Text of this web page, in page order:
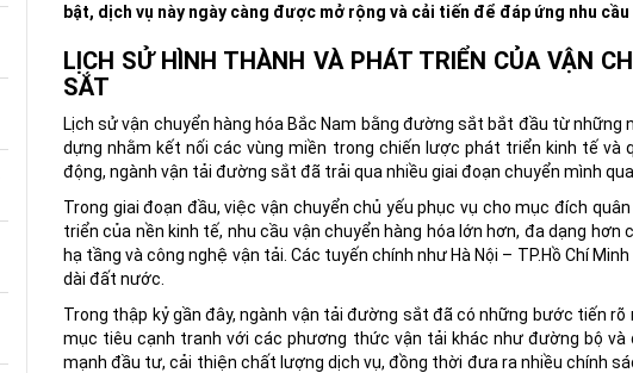
bật, dịch vụ này ngày càng được mở rộng và cải tiến để đáp ứng nhu
LỊCH SỬ HÌNH THÀNH VÀ PHÁT TRIỂN CỦA VẬN
SẮT
Lịch sử vận chuyển hàng hóa Bắc Nam bằng đường sắt bắt đầu từ
dựng nhằm kết nối các vùng miền trong chiến lược phát triển kinh tế
động, ngành vận tải đường sắt đã trải qua nhiều giai đoạn chuyển mình
Trong giai đoạn đầu, việc vận chuyển chủ yếu phục vụ cho mục đích
triển của nền kinh tế, nhu cầu vận chuyển hàng hóa lớn hơn, đa dạng
hạ tầng và công nghệ vận tải. Các tuyến chính như Hà Nội – TP.Hồ Chí
dài đất nước.
Trong thập kỷ gần đây, ngành vận tải đường sắt đã có những bước tiến
mục tiêu cạnh tranh với các phương thức vận tải khác như đường bộ và
mạnh đầu tư, cải thiện chất lượng dịch vụ, đồng thời đưa ra nhiều chính